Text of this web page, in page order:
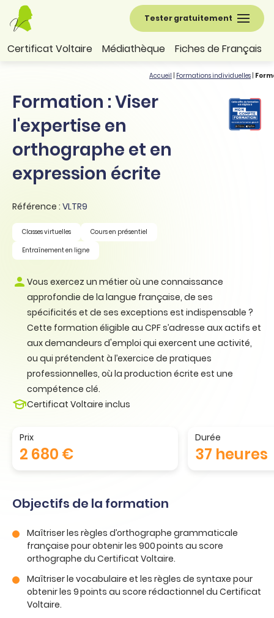
Tester gratuitement
Certificat Voltaire Médiathèque Fiches de Français
Accueil Formations individuelles
Formation : Viser
l'expertise en
orthographe et en
expression écrite
Référence : VLTR9
Classes virtuelles
Cours en présentiel
Entraînement en ligne
Vous exercez un métier où une connaissance
approfondie de la langue française, de ses
spécificités et de ses exceptions est indispensable ?
Cette formation éligible au CPF s’adresse aux actifs et
aux demandeurs d'emploi qui exercent une activité,
ou qui prétendent à l’exercice de pratiques
professionnelles, où la production écrite est une
compétence clé.
Certificat Voltaire inclus
Prix
2 680 €
Durée
37 heures
Objectifs de la formation
Maîtriser les règles d’orthographe grammaticale
française pour obtenir les 900 points au score
orthographe du Certificat Voltaire.
Maîtriser le vocabulaire et les règles de syntaxe pour
obtenir les 9 points au score rédactionnel du Certificat
Voltaire.